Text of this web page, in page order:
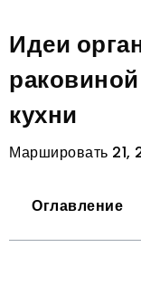
Идеи
кухни
Маршировать 21,
Оглавление